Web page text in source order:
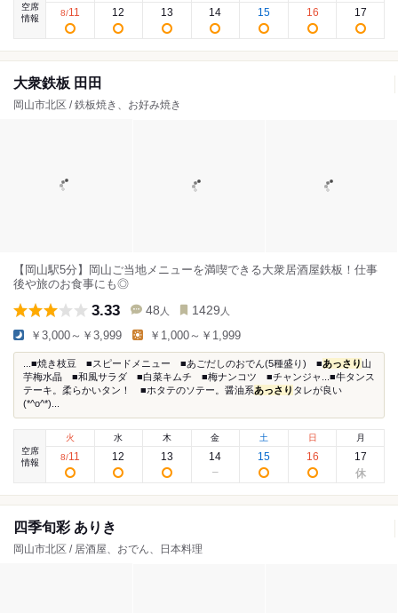
空席
情報
8/11 12 13 14 15 16 17
大衆鉄板 田田
岡山市北区 / 鉄板焼き、お好み焼き
【岡山駅5分】岡山ご当地メニューを満喫できる大衆居酒屋鉄板！仕事
後や旅のお食事にも◎
3.33 48 人 1429 人
￥3,000～￥3,999 ￥1,000～￥1,999
...■焼き枝豆 ■スピードメニュー ■あごだしのおでん(5種盛り) ■あっさり山
芋梅水晶 ■和風サラダ ■白菜キムチ ■梅ナンコツ ■チャンジャ...■牛タンス
テーキ。柔らかいタン！ ■ホタテのソテー。醤油系あっさり タレが良い
(*^o^*)...
空席
情報
火
8/11
水
12
木
13
金
14
土
15
日
16
月
17
四季旬彩 ありき
岡山市北区 / 居酒屋、おでん、日本料理